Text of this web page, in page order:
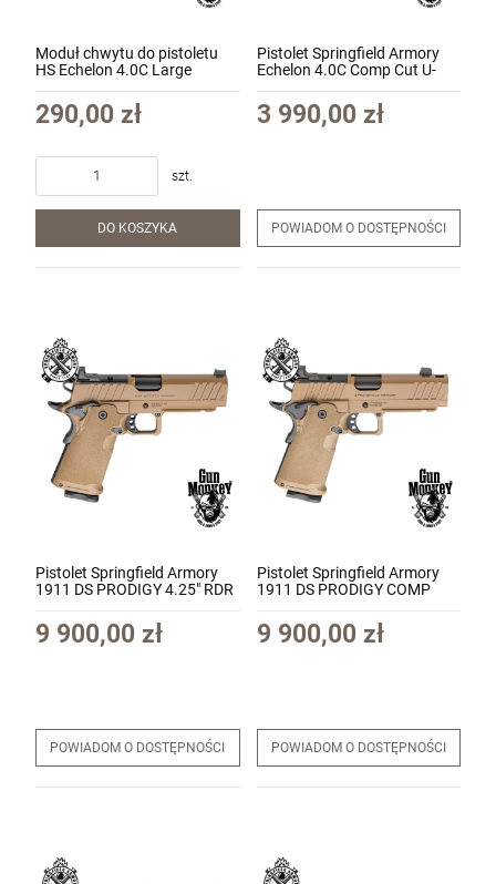
Moduł chwytu do pistoletu
HS Echelon 4.0C Large
Black (EC1006-ST-RET)
290,00 zł
szt.
DO KOSZYKA
Pistolet Springfield Armory
Echelon 4.0C Comp Cut U-
(HS-EC9409B-U-COMP)
3 990,00 zł
POWIADOM O DOSTĘPNOŚCI
Pistolet Springfield Armory
1911 DS PRODIGY 4.25" RDR
Coyote Brown kal. 9x19
(PH9117AOSCB)
9 900,00 zł
POWIADOM O DOSTĘPNOŚCI
Pistolet Springfield Armory
1911 DS PRODIGY COMP
CUT 4.25" RDR AOS Coyote
Brown kal. 9x19
(PH9117AOSCB-COMP)
9 900,00 zł
POWIADOM O DOSTĘPNOŚCI